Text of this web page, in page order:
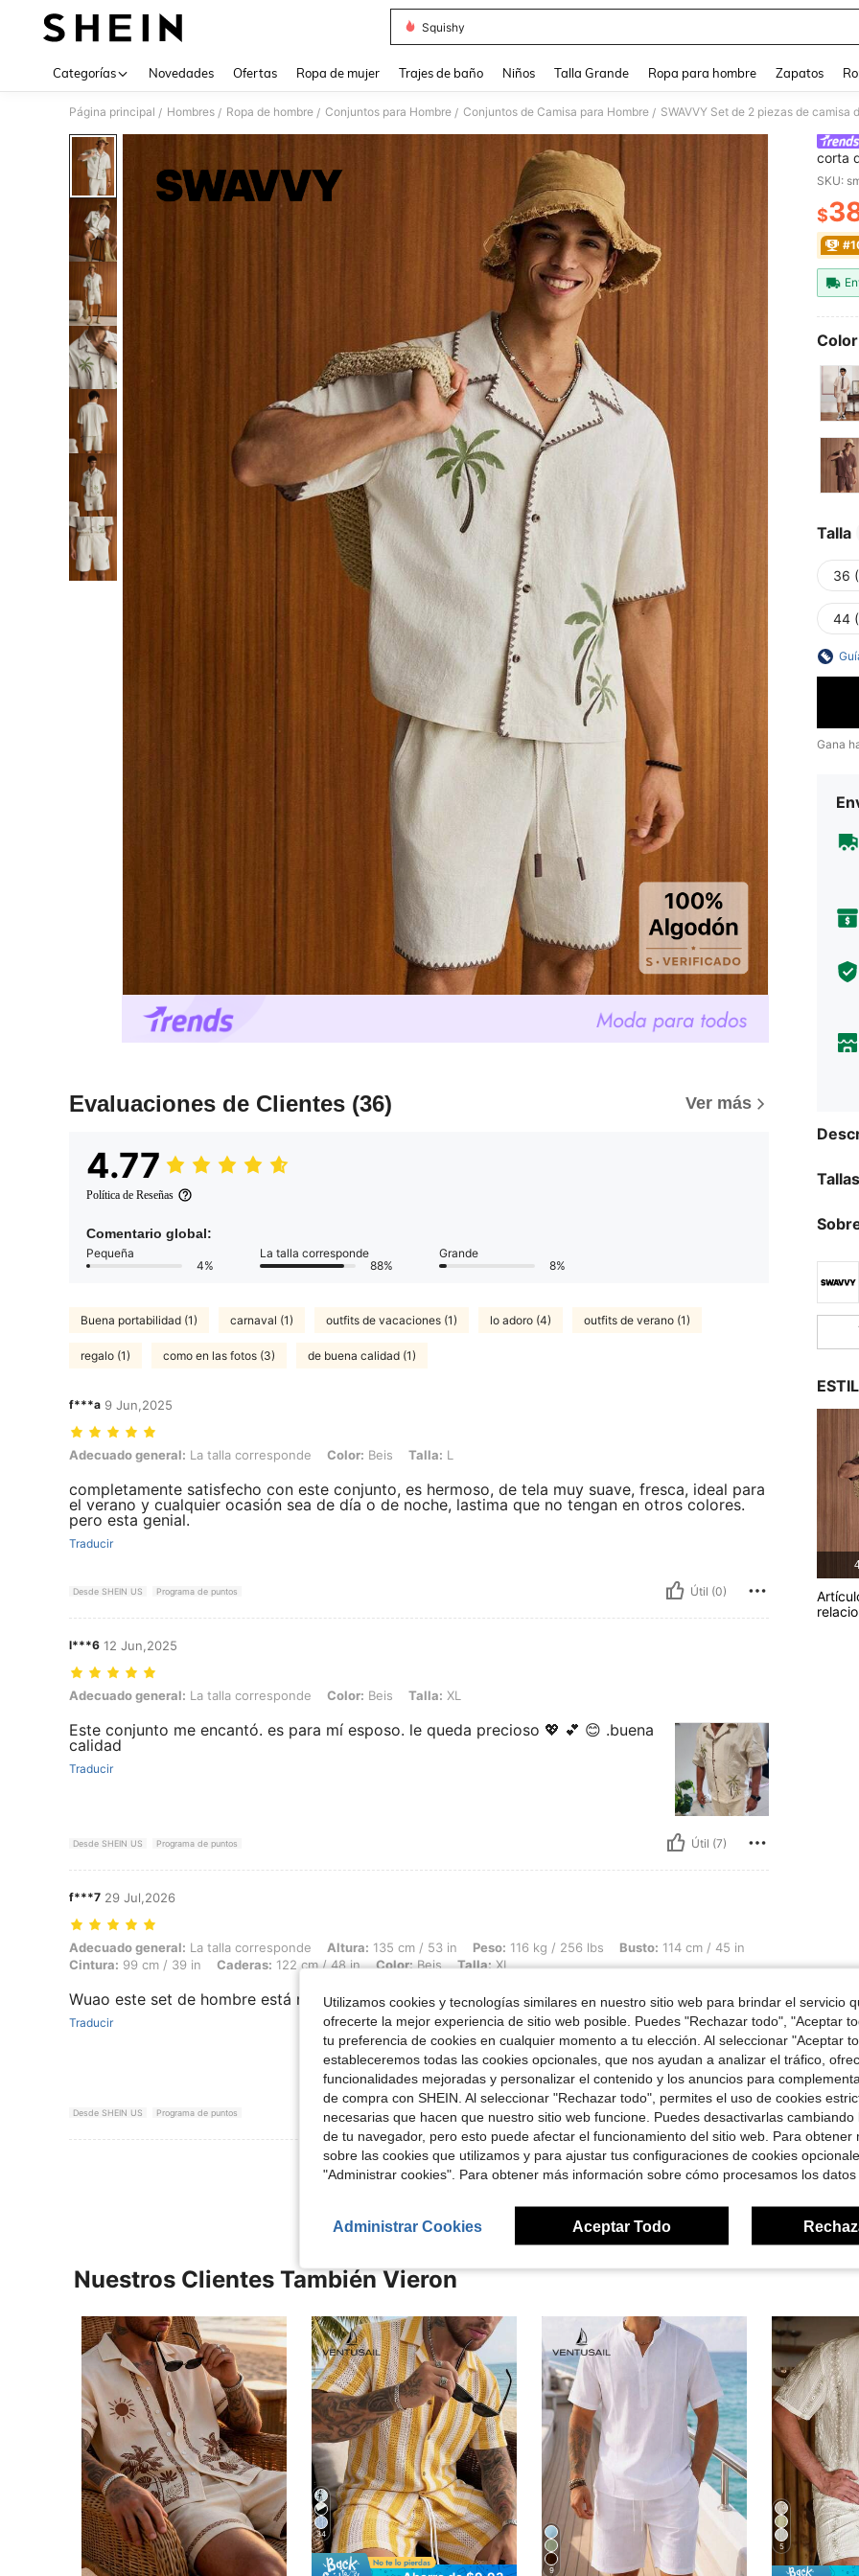
Squishy
Categorías Novedades Ofertas Ropa de mujer Trajes de baño Niños Talla Grande Ropa para hombre Zapatos
Página principal / Hombres / Ropa de hombre / Conjuntos para Hombre / Conjuntos de Camisa para Hombre /
Evaluaciones de Clientes (36) Ver más
4.77
Política de Reseñas
Comentario global:
Pequeña
4%
La talla corresponde
88%
Grande
8%
Buena portabilidad (1) carnaval (1) outfits de vacaciones (1) lo adoro (4) outfits de verano (1)
regalo (1) como en las fotos (3) de buena calidad (1)
f***a 9 Jun,2025
Adecuado general: La talla corresponde, Color: Beis, Talla: L
Adecuado general: La talla corresponde Color: Beis Talla: L
completamente satisfecho con este conjunto, es hermoso, de tela muy suave, fresca, ideal para
el verano y cualquier ocasión sea de día o de noche, lastima que no tengan en otros colores.
pero esta genial.
Traducir
Desde SHEIN US Programa de puntos Útil (0)
l***6 12 Jun,2025
Adecuado general: La talla corresponde, Color: Beis, Talla: XL
Adecuado general: La talla corresponde Color: Beis Talla: XL
Este conjunto me encantó. es para mí esposo. le queda precioso 💖 💕 😊 .buena
calidad
Traducir
Desde SHEIN US Programa de puntos Útil (7)
f***7 29 Jul,2026
Adecuado general: La talla corresponde, Altura: 135 cm / 53 in, Peso: 116 kg / 256 lbs, Busto: 114 cm / 45 in, Cintura: 99 cm / 39 in, Caderas: 122 cm /
Adecuado general: La talla corresponde Altura: 135 cm / 53 in Peso: 116 kg / 256 lbs Busto: 114 cm / 45 in
Cintura: 99 cm / 39 in Caderas: 122 cm / 48 in Color:Beis Talla:XL
Wuao este set de hombre está muy fabuloso 😍a mi novio le encantó
Traducir
Desde SHEIN US Programa de puntos Útil (0)
Ver Más Reseñas
corta
SKU:
$
Talla
36
44
Gana
Nuestros Clientes También Vieron
34
9
5
Utilizamos cookies y tecnologías similares en nuestro sitio web para brindar el servicio
ofrecerte la mejor experiencia de sitio web posible. Puedes "Rechazar todo", "Aceptar
tu preferencia de cookies en cualquier momento a tu elección. Al seleccionar "Aceptar
estableceremos todas las cookies opcionales, que nos ayudan a analizar el tráfico,
funcionalidades mejoradas y personalizar el contenido y los anuncios para
de compra con SHEIN. Al seleccionar "Rechazar todo", permites el uso de cookies
necesarias que hacen que nuestro sitio web funcione. Puedes desactivarlas cambiando
de tu navegador, pero esto puede afectar el funcionamiento del sitio web. Para obtener
sobre las cookies que utilizamos y para ajustar tus configuraciones de cookies
"Administrar cookies". Para obtener más información sobre cómo procesamos los datos
Administrar Cookies Aceptar Todo